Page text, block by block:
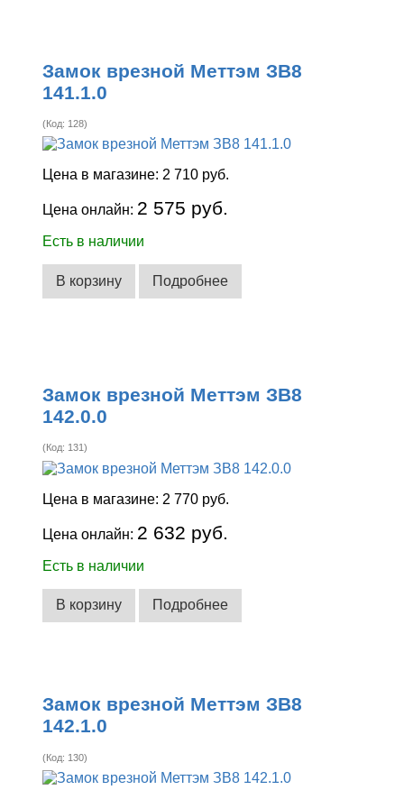
Замок врезной Меттэм ЗВ8
141.1.0
(Код: 128)
Цена в магазине: 2 710 руб.
Цена онлайн: 2 575 руб.
Есть в наличии
В корзину Подробнее
Замок врезной Меттэм ЗВ8
142.0.0
(Код: 131)
Цена в магазине: 2 770 руб.
Цена онлайн: 2 632 руб.
Есть в наличии
В корзину Подробнее
Замок врезной Меттэм ЗВ8
142.1.0
(Код: 130)